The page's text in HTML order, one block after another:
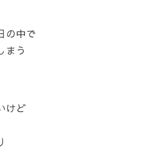
の中で
まう
けど